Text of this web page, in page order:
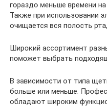
гораздо меньше времени
Также при использовании
очищается вся полость
Широкий ассортимент
поможет выбрать
В зависимости от типа
больше или меньше.
обладают широким